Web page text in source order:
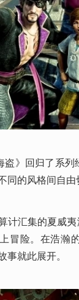
盗》回归了系
同的风格间自由
计汇集的夏威
冒险。在浩
就此展开。